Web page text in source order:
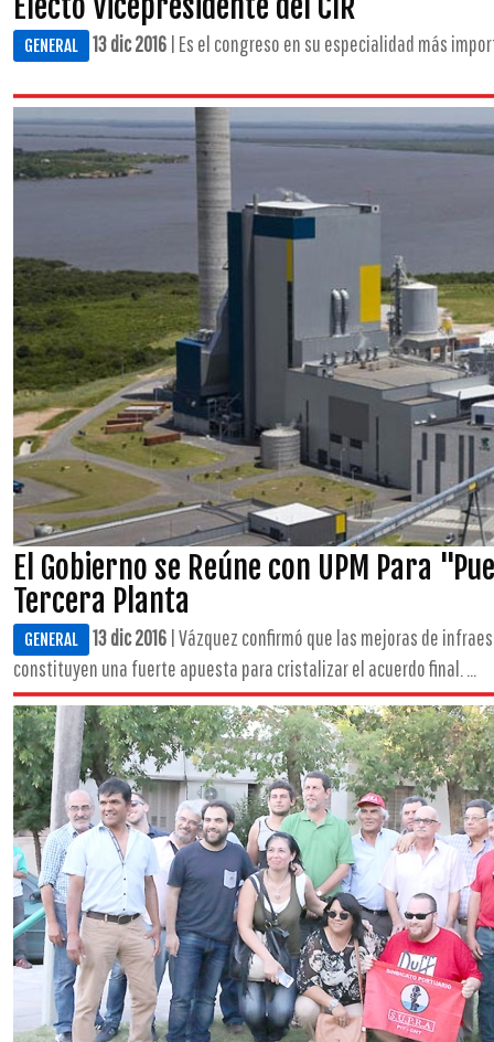
GENERAL 13 dic 2016 | Es el congreso en su especialidad más
El Gobierno se Reúne con UPM Para
Tercera Planta
GENERAL 13 dic 2016 | Vázquez confirmó que las mejoras de
constituyen una fuerte apuesta para cristalizar el acuerdo final. ...